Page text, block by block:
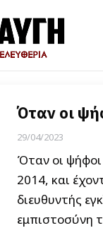
Όταν οι
29/04/2023
Όταν οι ψήφοι
2014, και
διευθυντής
εμπιστοσύνη